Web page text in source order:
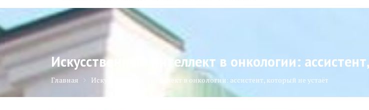
Искусственный интеллект в онкологии:
Главная Искусственный интеллект в онкологии: ассистент, который не устаёт